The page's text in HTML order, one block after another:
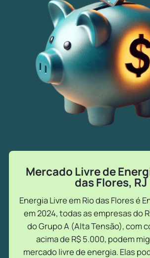
Mercado Livre de
das Flores, RJ
Energia Livre em Rio das Flores é
em 2024, todas as empresas do
do Grupo A (Alta Tensão), com
acima de R$ 5.000, podem
mercado livre de energia. Elas